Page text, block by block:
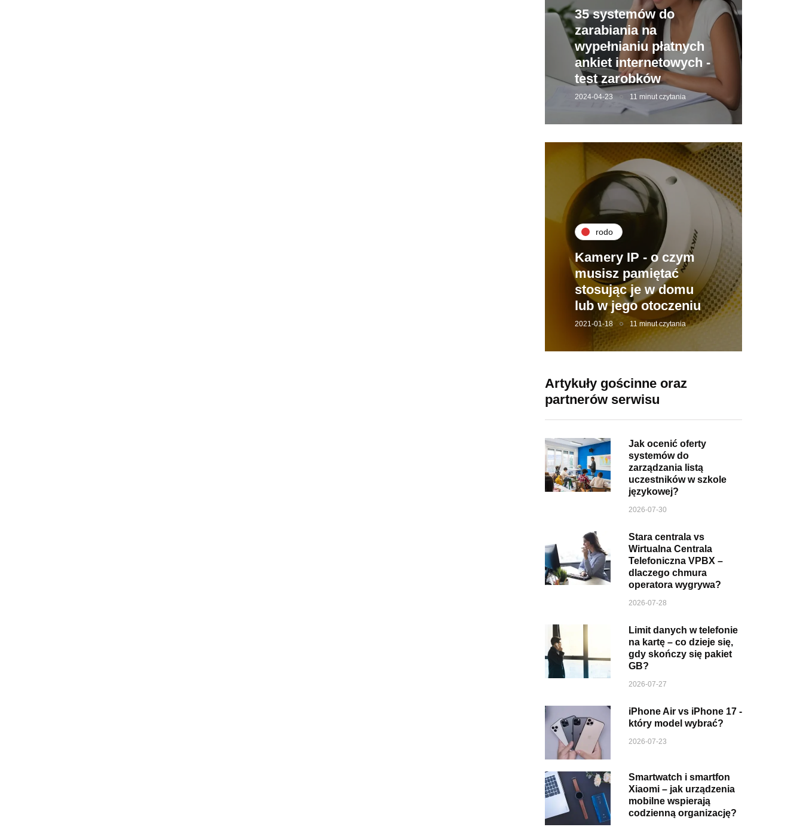
35 systemów do
zarabiania na
wypełnianiu płatnych
ankiet internetowych -
test zarobków
2024-04-23 11 minut czytania
rodo
Kamery IP - o czym
musisz pamiętać
stosując je w domu
lub w jego otoczeniu
2021-01-18 11 minut czytania
Artykuły gościnne oraz
partnerów serwisu
Jak ocenić oferty
systemów do
zarządzania listą
uczestników w szkole
językowej?
2026-07-30
Stara centrala vs
Wirtualna Centrala
Telefoniczna VPBX –
dlaczego chmura
operatora wygrywa?
2026-07-28
Limit danych w telefonie
na kartę – co dzieje się,
gdy skończy się pakiet
GB?
2026-07-27
iPhone Air vs iPhone 17 -
który model wybrać?
2026-07-23
Smartwatch i smartfon
Xiaomi – jak urządzenia
mobilne wspierają
codzienną organizację?